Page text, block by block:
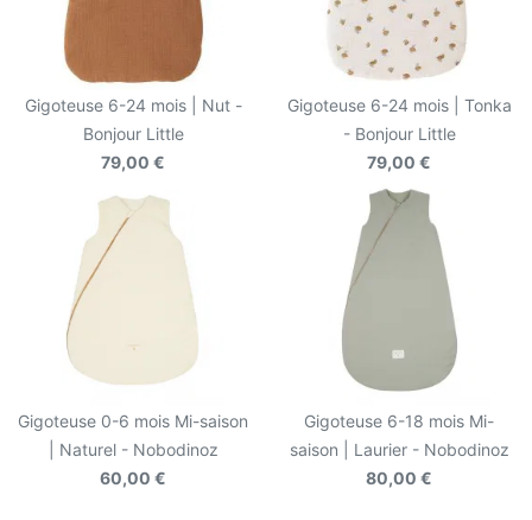
Gigoteuse 6-24 mois | Nut -
Bonjour Little
79,00 €
Gigoteuse 6-24 mois | Tonka
- Bonjour Little
79,00 €
Gigoteuse 0-6 mois Mi-saison
| Naturel - Nobodinoz
60,00 €
Gigoteuse 6-18 mois Mi-
saison | Laurier - Nobodinoz
80,00 €